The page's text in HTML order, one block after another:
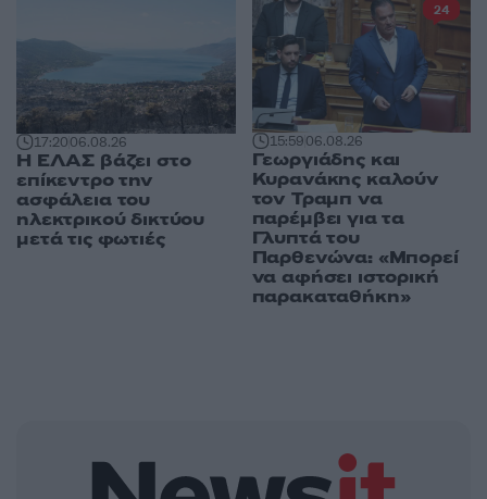
17:2006.08.26
Η ΕΛΑΣ βάζει στο
επίκεντρο την
ασφάλεια του
ηλεκτρικού δικτύου
μετά τις φωτιές
15:5906.08.26
Γεωργιάδης και
Κυρανάκης καλούν
τον Τραμπ να
παρέμβει για τα
Γλυπτά του
Παρθενώνα: «Μπορεί
να αφήσει ιστορική
παρακαταθήκη»
24